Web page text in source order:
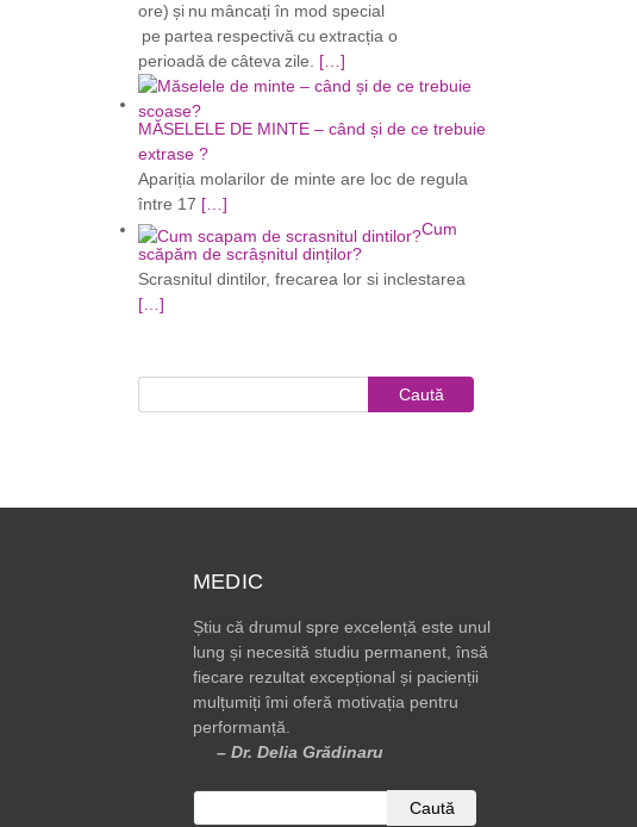
ore) și nu mâncați în mod special
pe partea respectivă cu extracția o
perioadă de câteva zile.
[…]
MĂSELELE DE MINTE – când și de ce trebuie
extrase ?
Apariția molarilor de minte are loc de regula
între 17 […]
Cum
scăpăm de scrâșnitul dinților?
Scrasnitul dintilor, frecarea lor si inclestarea
[…]
MEDIC
Știu că drumul spre excelență este unul
lung și necesită studiu permanent, însă
fiecare rezultat excepțional și pacienții
mulțumiți îmi oferă motivația pentru
performanță.
– Dr. Delia Grădinaru